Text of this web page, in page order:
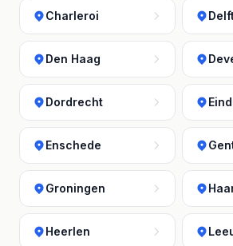
Charleroi
Den Haag
Dordrecht
Enschede
Groningen
Heerlen